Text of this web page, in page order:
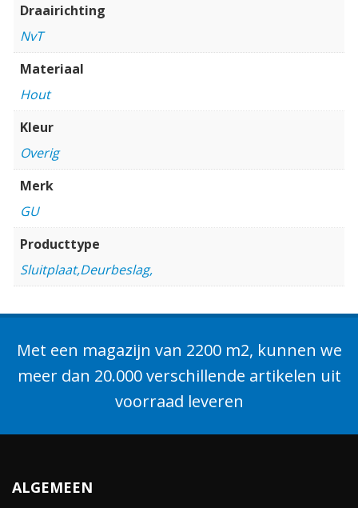
Draairichting
NvT
Materiaal
Hout
Kleur
Overig
Merk
GU
Producttype
Sluitplaat,Deurbeslag,
Met een magazijn van 2200 m2, kunnen we
meer dan 20.000 verschillende artikelen uit
voorraad leveren
ALGEMEEN